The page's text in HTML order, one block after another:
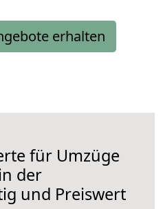
erhalten
für Umzüge
der
und Preiswert